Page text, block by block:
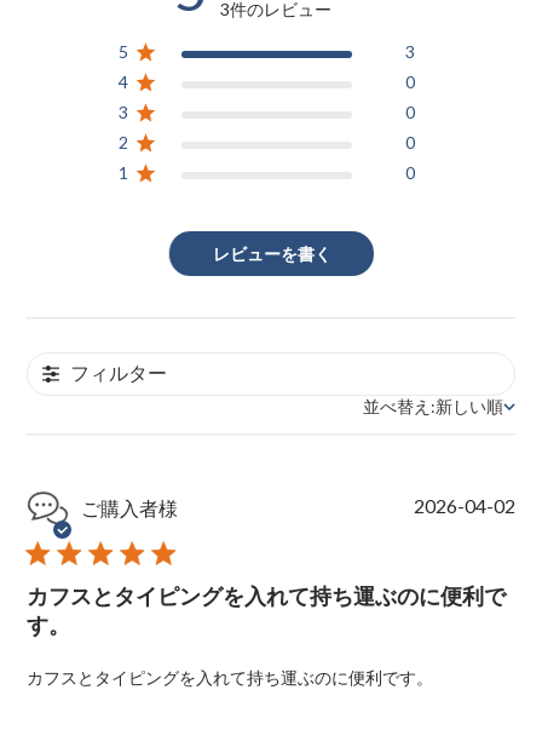
5 out of 5 stars 3 total reviews
3件のレビュー
5
3
4
0
3
0
2
0
1
0
レビューを書く
フィルター
並べ替え
並べ替え:新しい順
ご購入者様
カフスとタイピングを入れて持ち運ぶのに便利で
す。
カフスとタイピングを入れて持ち運ぶのに便利です。
P
2026-04-02